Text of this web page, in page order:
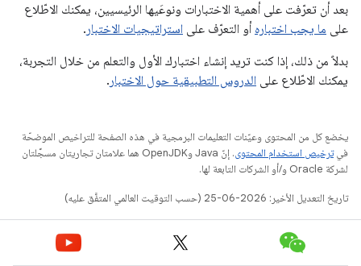
بعد أن تعرّفت على أهمية الاختبارات ونوعَيها الرئيسيين، يمكنك الاطّلاع
على ما يجب اختباره أو التعرّف على استراتيجيات الاختبار .
بدلاً من ذلك، إذا كنت تريد إنشاء اختبارك الأول والتعلم من خلال التجربة،
يمكنك الاطّلاع على الدروس التطبيقية حول الاختبار .
يخضع كل من المحتوى وعيّنات التعليمات البرمجية في هذه الصفحة للتراخيص الموضحّة
فيترخيص استخدام المحتوى
. إنّ Java وOpenJDK هما علامتان تجاريتان مسجَّلتان
لشركة Oracle و/أو الشركات التابعة لها.
تاريخ التعديل الأخير: 2026-06-25 (حسب التوقيت العالمي المتفَّق عليه)